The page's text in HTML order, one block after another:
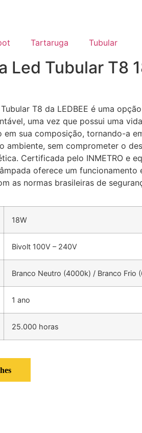
Tartaruga Tubular
Led Tubular T8
T8 da LEDBEE é uma
uma vez que possui uma
em sua composição, tornando-a
ambiente, sem comprometer o
Certificada pelo INMETRO e
oferece um funcionamento
as normas brasileiras de
18W
Bivolt 100V – 240V
Branco Neutro (4000k) / Branco Frio
1 ano
25.000 horas